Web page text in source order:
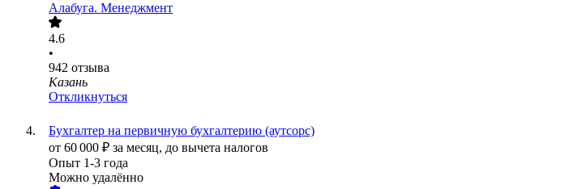
Алабуга. Менеджмент
4.6
•
942 отзыва
Казань
Откликнуться
Бухгалтер на первичную бухгалтерию (аутсорс)
от 60 000 ₽ за месяц, до вычета налогов
Опыт 1-3 года
Можно удалённо